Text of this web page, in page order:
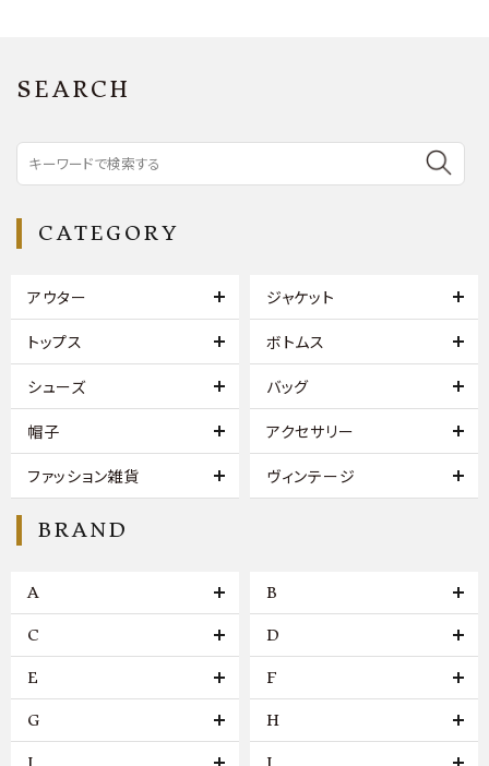
SEARCH
CATEGORY
アウター ジャケット
トップス ボトムス
シューズ バッグ
帽子 アクセサリー
ファッション雑貨 ヴィンテージ
BRAND
A B
C D
E F
G H